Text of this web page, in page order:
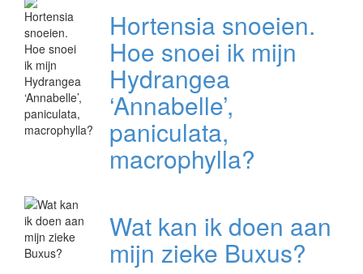
Hortensia snoeien.
Hoe snoei ik mijn
Hydrangea
‘Annabelle’,
paniculata,
macrophylla?
Wat kan ik doen aan
mijn zieke Buxus?